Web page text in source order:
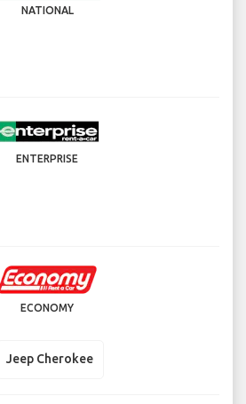
NATIONAL
ENTERPRISE
ECONOMY
Jeep Cherokee